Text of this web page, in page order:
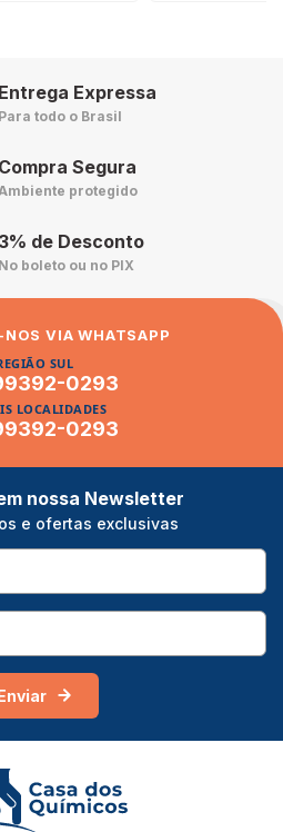
VIA WHATSAPP
SUL
0293
LOCALIDADES
0293
Entrega Expressa
Para todo o Brasil
Compra Segura
protegido
3% de Desconto
No boleto ou no PIX
nossa Newsletter
e ofertas exclusivas